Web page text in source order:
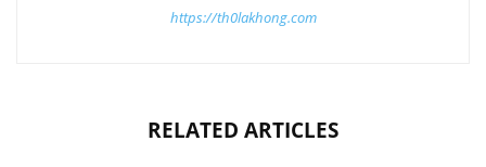
https://th0lakhong.com
RELATED ARTICLES